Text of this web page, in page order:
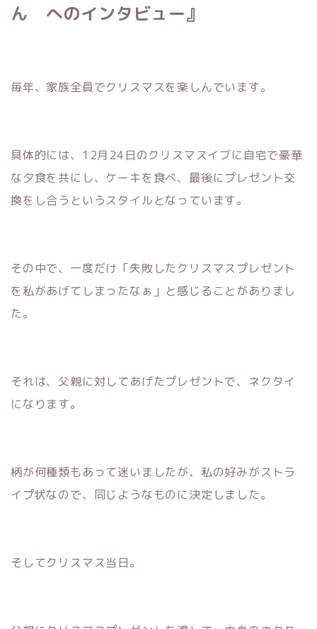
ん へのインタビュー』
毎年、家族全員でクリスマスを楽しんでいます。
具体的には、12月24日のクリスマスイブに自宅で豪華
な夕食を共にし、ケーキを食べ、最後にプレゼント交
換をし合うというスタイルとなっています。
その中で、一度だけ「失敗したクリスマスプレゼント
を私があげてしまったなぁ」と感じることがありまし
た。
それは、父親に対してあげたプレゼントで、ネクタイ
になります。
柄が何種類もあって迷いましたが、私の好みがストラ
イプ状なので、同じようなものに決定しました。
そしてクリスマス当日。